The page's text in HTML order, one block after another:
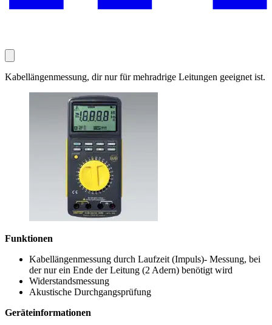
Kabellängenmessung, dir nur für mehradrige Leitungen geeignet ist.
Funktionen
Kabellängenmessung durch Laufzeit (Impuls)- Messung, bei
der nur ein Ende der Leitung (2 Adern) benötigt wird
Widerstandsmessung
Akustische Durchgangsprüfung
Geräteinformationen